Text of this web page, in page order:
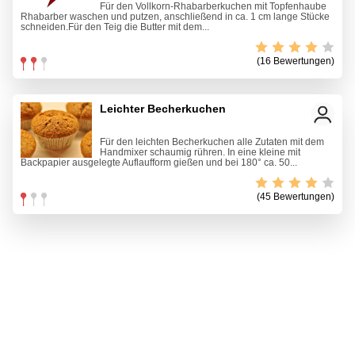
Für den Vollkorn-Rhabarberkuchen mit Topfenhaube
Rhabarber waschen und putzen, anschließend in ca. 1 cm lange Stücke
schneiden.Für den Teig die Butter mit dem...
(16 Bewertungen)
Leichter Becherkuchen
Für den leichten Becherkuchen alle Zutaten mit dem
Handmixer schaumig rühren. In eine kleine mit
Backpapier ausgelegte Auflaufform gießen und bei 180° ca. 50...
(45 Bewertungen)